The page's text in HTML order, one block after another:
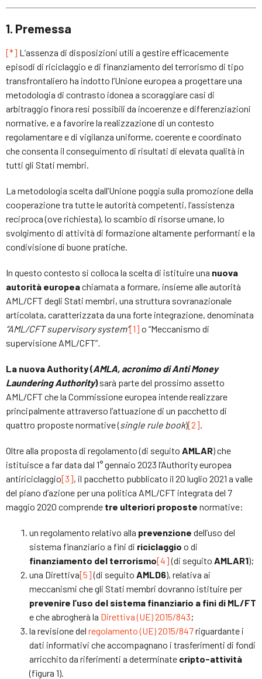
1. Premessa
[*] L’assenza di disposizioni utili a gestire efficacemente
episodi di riciclaggio e di finanziamento del terrorismo di tipo
transfrontaliero ha indotto l’Unione europea a progettare una
metodologia di contrasto idonea a scoraggiare casi di
arbitraggio finora resi possibili da incoerenze e differenziazioni
normative, e a favorire la realizzazione di un contesto
regolamentare e di vigilanza uniforme, coerente e coordinato
che consenta il conseguimento di risultati di elevata qualità in
tutti gli Stati membri.
La metodologia scelta dall’Unione poggia sulla promozione della
cooperazione tra tutte le autorità competenti, l’assistenza
reciproca (ove richiesta), lo scambio di risorse umane, lo
svolgimento di attività di formazione altamente performanti e la
condivisione di buone pratiche.
In questo contesto si colloca la scelta di istituire una nuova
autorità europeachiamata a formare, insieme alle autorità
AML/CFT degli Stati membri, una struttura sovranazionale
articolata, caratterizzata da una forte integrazione, denominata
“AML/CFT supervisory system”[1] o “Meccanismo di
supervisione AML/CFT”.
La nuova Authority (AMLA, acronimo diAnti Money
Laundering Authority)sarà parte del prossimo assetto
AML/CFT che la Commissione europea intende realizzare
principalmente attraverso l’attuazione di un pacchetto di
quattro proposte normative (single rule book)[2].
Oltre alla proposta di regolamento (di seguito AMLAR) che
istituisce a far data dal 1° gennaio 2023 l’Authority europea
antiriciclaggio[3], il pacchetto pubblicato il 20 luglio 2021 a valle
del piano d’azione per una politica AML/CFT integrata del 7
maggio 2020 comprende tre ulteriori proposte normative:
un regolamento relativo alla prevenzione dell’uso del
sistema finanziario a fini di riciclaggio o di
finanziamento del terrorismo[4](di seguito AMLAR1);
una Direttiva[5](di seguito AMLD6), relativa ai
meccanismi che gli Stati membri dovranno istituire per
prevenire l’uso del sistema finanziario a fini di ML/FT
e che abrogherà la Direttiva (UE) 2015/843;
la revisione del regolamento (UE) 2015/847riguardante i
dati informativi che accompagnano i trasferimenti di fondi
arricchito da riferimenti a determinate cripto-attività
(figura 1).